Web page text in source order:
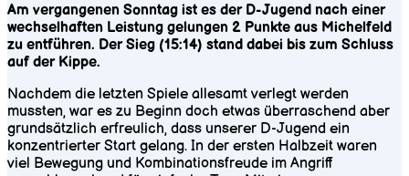
Am vergangenen Sonntag ist es der D-Jugend nach einer
wechselhaften Leistung gelungen 2 Punkte aus Michelfeld
zu entführen. Der Sieg (15:14) stand dabei bis zum Schluss
auf der Kippe.
Nachdem die letzten Spiele allesamt verlegt werden
mussten, war es zu Beginn doch etwas überraschend aber
grundsätzlich erfreulich, dass unserer D-Jugend ein
konzentrierter Start gelang. In der ersten Halbzeit waren
viel Bewegung und Kombinationsfreude im Angriff